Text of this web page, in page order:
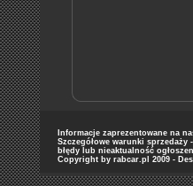
Informacje zaprezentowane na
Szczegółowe warunki
błędy lub nieaktualność
Copyright by rabcar.pl 2009 -